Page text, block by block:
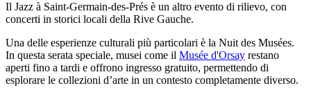
Il Jazz à Saint-Germain-des-Prés è un altro evento di rilievo, con
concerti in storici locali della Rive Gauche.
Una delle esperienze culturali più particolari è la Nuit des Musées.
In questa serata speciale, musei come il Musée d'Orsay restano
aperti fino a tardi e offrono ingresso gratuito, permettendo di
esplorare le collezioni d’arte in un contesto completamente diverso.